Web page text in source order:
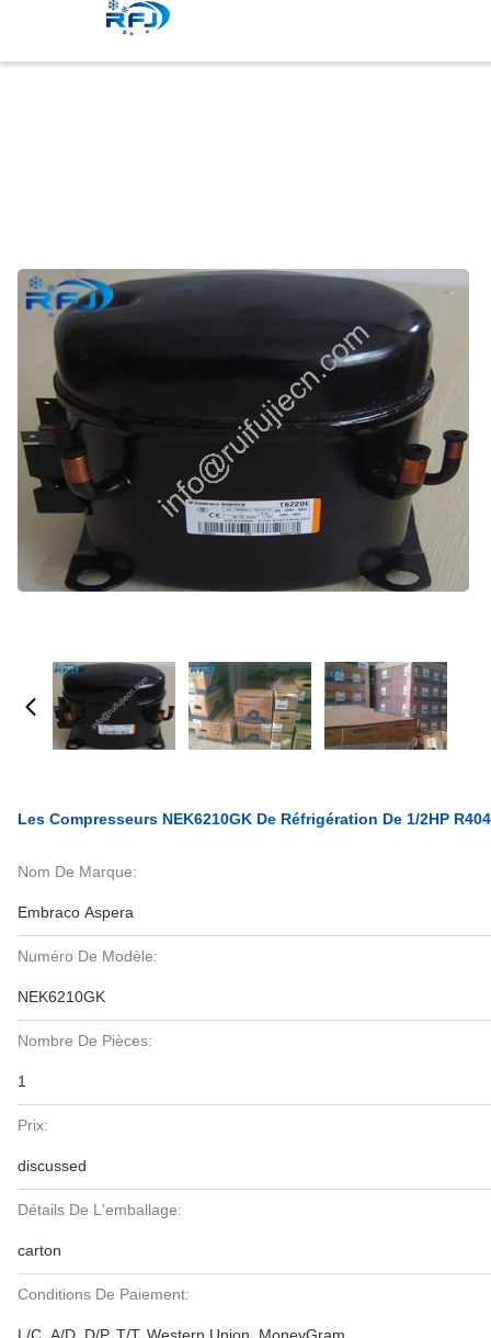
Les Compresseurs NEK6210GK De Réfrigération De 1/2HP
Nom De Marque:
Embraco Aspera
Numéro De Modèle:
NEK6210GK
Nombre De Pièces:
1
Prix:
discussed
Détails De L'emballage:
carton
Conditions De Paiement: